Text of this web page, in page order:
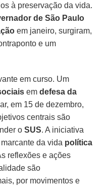
à preservação da vida.
de São Paulo
em janeiro, surgiram,
e um
em curso. Um
emdefesa da
em 15 de dezembro,
centrais são
oSUS. A iniciativa
da vida política
reflexões e ações
são
por movimentos e